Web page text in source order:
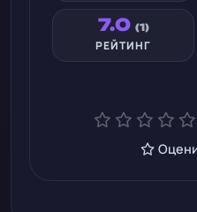
7.0 (1)
РЕЙТИНГ